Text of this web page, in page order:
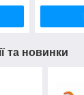
та новинки